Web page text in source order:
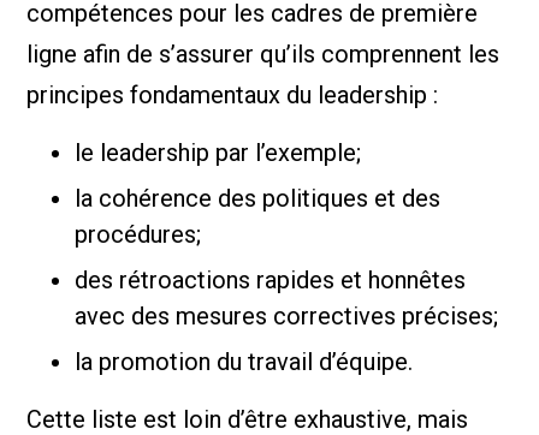
compétences pour les cadres de première
ligne afin de s’assurer qu’ils comprennent les
principes fondamentaux du leadership :
le leadership par l’exemple;
la cohérence des politiques et des
procédures;
des rétroactions rapides et honnêtes
avec des mesures correctives précises;
la promotion du travail d’équipe.
Cette liste est loin d’être exhaustive, mais